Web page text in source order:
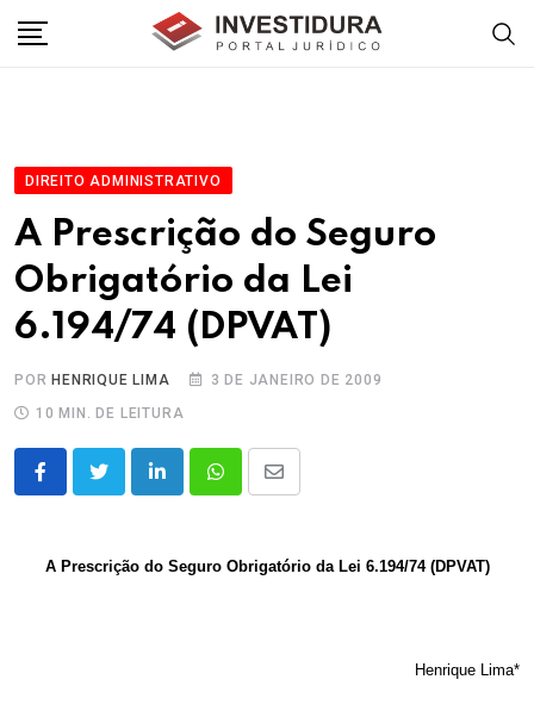
DIREITO ADMINISTRATIVO
A Prescrição do Seguro
Obrigatório da Lei
6.194/74 (DPVAT)
POR HENRIQUE LIMA
3 DE JANEIRO DE 2009
10 MIN. DE LEITURA
LinkedInWhatsappShare
Email
A Prescrição do Seguro Obrigatório da Lei 6.194/74 (DPVAT)
Henrique Lima*